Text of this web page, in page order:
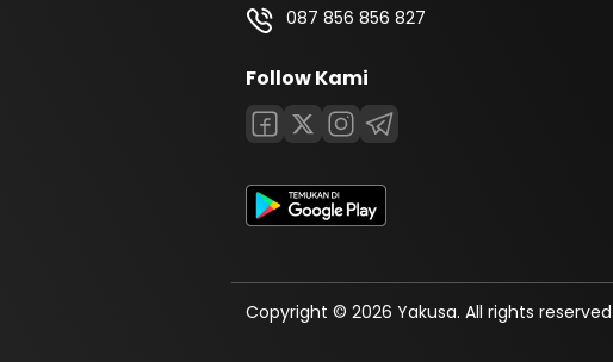
087 856 856 827
Follow Kami
Copyright © 2026 Yakusa. All rights reserved.